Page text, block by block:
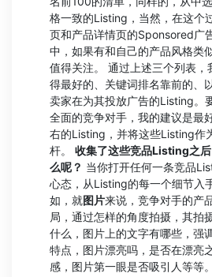
格一致的Listing，当然，在这个
页和产品详情页的Sponsored广
中，如果有和自己的产品风格类
值得关注。 通过上述三个列表，
得最好的、关键词排名靠前的、
卖家在为其投放广告的Listing。
全面的竞争对手，我的建议是最
右的Listing，并将这些Listing作
杆。 收集了这些竞品Listing之
么呢？ 当你打开任何一条竞品
心态，从Listing的每一个细节入
如，就图片来说，竞争对手的产
局，通过怎样的角度拍摄，其拍
什么，图片上的文字有哪些，强
特点，图片漂亮吗，是否在漂亮
感，图片第一眼是否吸引人等等。